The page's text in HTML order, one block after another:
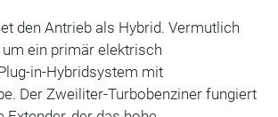
den Antrieb als Hybrid. Vermutlich
ein primär elektrisch
in-Hybridsystem mit
Der Zweiliter-Turbobenziner fungiert